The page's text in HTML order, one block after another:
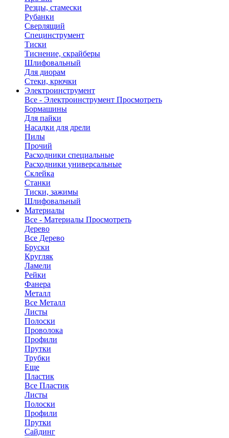
Резцы, стамески
Рубанки
Сверлящий
Специнструмент
Тиски
Тиснение, скрайберы
Шлифовальный
Для диорам
Стеки, крючки
Электроинструмент
Все - Электроинструмент Просмотреть
Бормашины
Для пайки
Насадки для дрели
Пилы
Прочий
Расходники специальные
Расходники универсальные
Склейка
Станки
Тиски, зажимы
Шлифовальный
Материалы
Все - Материалы Просмотреть
Дерево
Все Дерево
Бруски
Кругляк
Ламели
Рейки
Фанера
Металл
Все Металл
Листы
Полоски
Проволока
Профили
Прутки
Трубки
Еще
Пластик
Все Пластик
Листы
Полоски
Профили
Прутки
Сайдинг